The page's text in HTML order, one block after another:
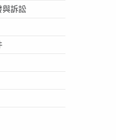
與訴訟